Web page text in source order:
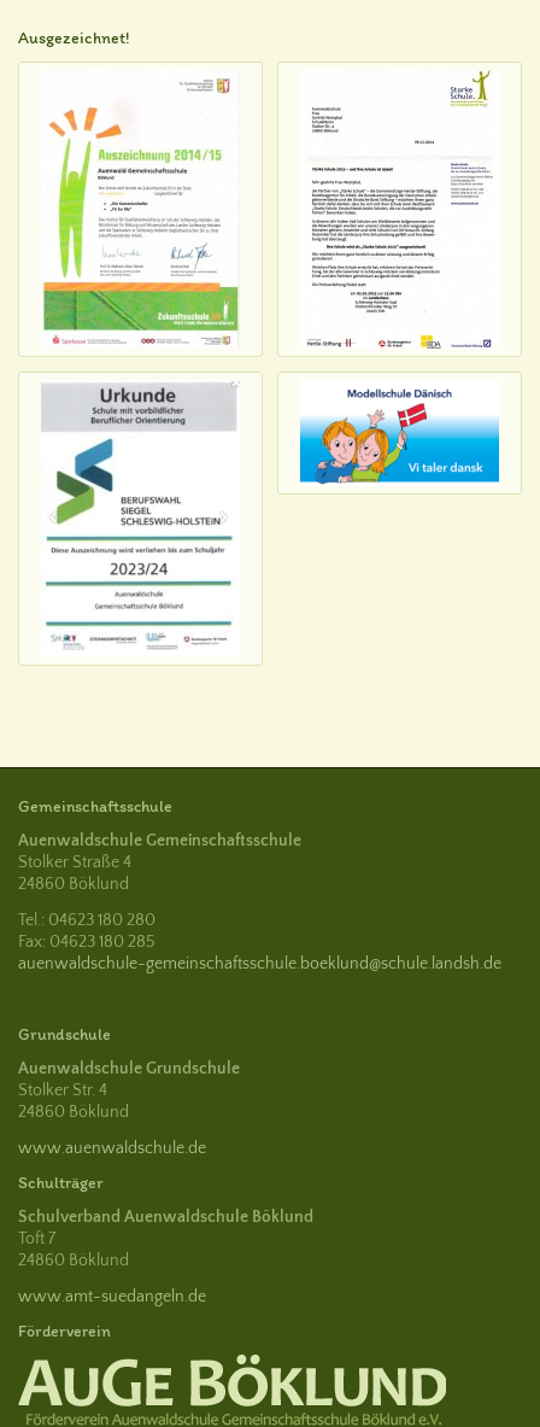
Ausgezeichnet!
Gemeinschaftsschule
Auenwaldschule Gemeinschaftsschule
Stolker Straße 4
24860 Böklund
Tel.: 04623 180 280
Fax: 04623 180 285
auenwaldschule-gemeinschaftsschule.boeklund@schule.landsh.de
Grundschule
Auenwaldschule Grundschule
Stolker Str. 4
24860 Böklund
www.auenwaldschule.de
Schulträger
Schulverband Auenwaldschule Böklund
Toft 7
24860 Böklund
www.amt-suedangeln.de
Förderverein